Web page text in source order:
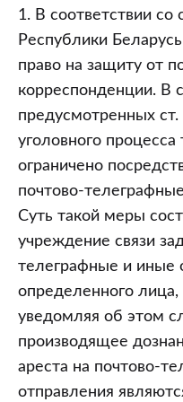
1. В соответствии со
Республики
право на защиту от
корреспонденции. В
предусмотренных
уголовного
ограничено
почтово-
Суть такой меры
учреждение связи
телеграфные и иные
определенного
уведомляя об этом
производящее
ареста на почтово-
отправления